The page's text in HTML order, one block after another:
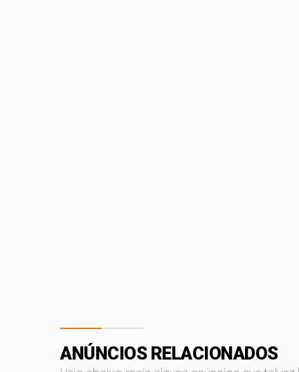
ANÚNCIOS RELACIONADOS